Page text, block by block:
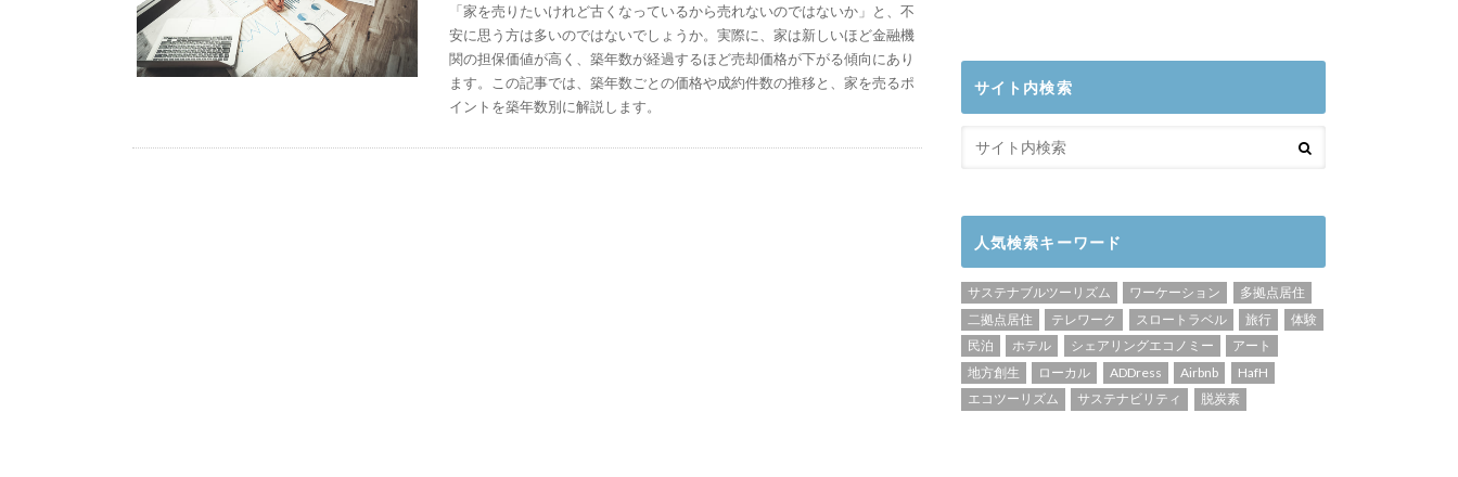
「家を売りたいけれど古くなっているから売れないのではないか」と、不
安に思う方は多いのではないでしょうか。実際に、家は新しいほど金融機
関の担保価値が高く、築年数が経過するほど売却価格が下がる傾向にあり
ます。この記事では、築年数ごとの価格や成約件数の推移と、家を売るポ
イントを築年数別に解説します。
サイト内検索
人気検索キーワード
サステナブルツーリズム ワーケーション
多拠点居住
二拠点居住
テレワーク スロートラベル 旅行
体験
民泊
ホテル シェアリングエコノミー
アート
地方創生
ローカル ADDress Airbnb
HafH
エコツーリズム
サステナビリティ 脱炭素